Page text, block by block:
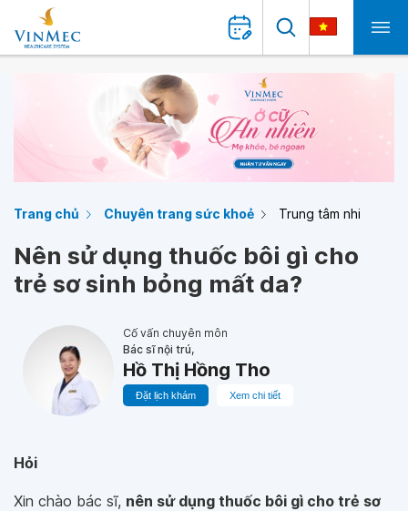
Trang chủ Chuyên trang sức khoẻ Trung tâm nhi
Nên sử dụng thuốc bôi gì cho
trẻ sơ sinh bỏng mất da?
Cố vấn chuyên môn
Bác sĩ nội trú,
Hồ Thị Hồng Tho
Đặt lịch khám Xem chi tiết
Hỏi
Xin chào bác sĩ, nên sử dụng thuốc bôi gì cho trẻ sơ